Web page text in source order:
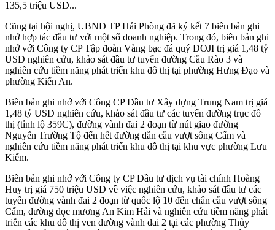
135,5 triệu USD...
Cũng tại hội nghị, UBND TP Hải Phòng đã ký kết 7 biên bản ghi
nhớ hợp tác đầu tư với một số doanh nghiệp. Trong đó, biên bản ghi
nhớ với Công ty CP Tập đoàn Vàng bạc đá quý DOJI trị giá 1,48 tỷ
USD nghiên cứu, khảo sát đầu tư tuyến đường Cầu Rào 3 và
nghiên cứu tiềm năng phát triển khu đô thị tại phường Hưng Đạo và
phường Kiến An.
Biên bản ghi nhớ với Công CP Đầu tư Xây dựng Trung Nam trị giá
1,48 tỷ USD nghiên cứu, khảo sát đầu tư các tuyến đường trục đô
thị (tỉnh lộ 359C), đường vành đai 2 đoạn từ nút giao đường
Nguyễn Trường Tộ đến hết đường dẫn cầu vượt sông Cấm và
nghiên cứu tiềm năng phát triển khu đô thị tại khu vực phường Lưu
Kiếm.
Biên bản ghi nhớ với Công ty CP Đầu tư dịch vụ tài chính Hoàng
Huy trị giá 750 triệu USD về việc nghiên cứu, khảo sát đầu tư các
tuyến đường vành đai 2 đoạn từ quốc lộ 10 đến chân cầu vượt sông
Cấm, đường dọc mương An Kim Hải và nghiên cứu tiềm năng phát
triển các khu đô thị ven đường vành đai 2 tại các phường Thủy